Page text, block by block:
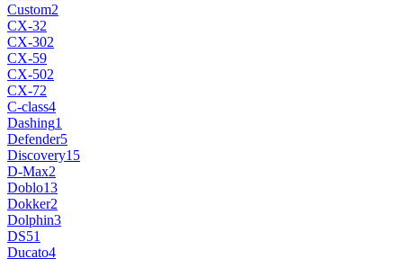
Custom2
CX-32
CX-302
CX-59
CX-502
CX-72
C-сlass4
Dashing1
Defender5
Discovery15
D-Max2
Doblo13
Dokker2
Dolphin3
DS51
Ducato4